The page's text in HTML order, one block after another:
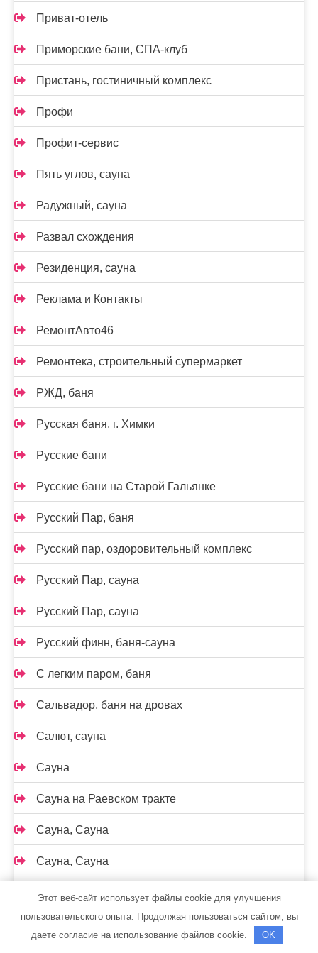
Приват-отель
Приморские бани, СПА-клуб
Пристань, гостиничный комплекс
Профи
Профит-сервис
Пять углов, сауна
Радужный, сауна
Развал схождения
Резиденция, сауна
Реклама и Контакты
РемонтАвто46
Ремонтека, строительный супермаркет
РЖД, баня
Русская баня, г. Химки
Русские бани
Русские бани на Старой Гальянке
Русский Пар, баня
Русский пар, оздоровительный комплекс
Русский Пар, сауна
Русский Пар, сауна
Русский финн, баня-сауна
С легким паром, баня
Сальвадор, баня на дровах
Салют, сауна
Сауна
Сауна на Раевском тракте
Сауна, Сауна
Сауна, Сауна
Сауна, Сауна
Саунов, сауна
Этот веб-сайт использует файлы cookie для улучшения
пользовательского опыта. Продолжая пользоваться сайтом, вы
даете согласие на использование файлов cookie.
OK